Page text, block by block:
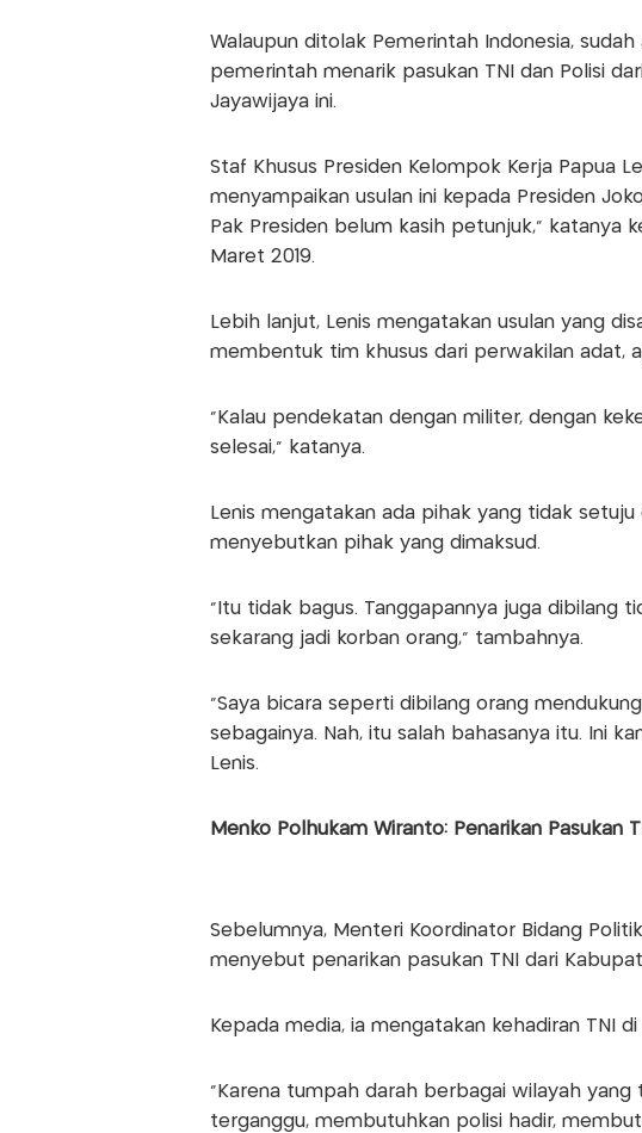
Walaupun ditolak Pemerintah Indonesia,
pemerintah menarik pasukan TNI dan Polisi
Jayawijaya ini.
Staf Khusus Presiden Kelompok Kerja Papua
menyampaikan usulan ini kepada Presiden
Pak Presiden belum kasih petunjuk," katanya
Maret 2019.
Lebih lanjut, Lenis mengatakan usulan yang
membentuk tim khusus dari perwakilan adat,
"Kalau pendekatan dengan militer, dengan
selesai," katanya.
Lenis mengatakan ada pihak yang tidak setuju
menyebutkan pihak yang dimaksud.
"Itu tidak bagus. Tanggapannya juga dibilang
sekarang jadi korban orang," tambahnya.
"Saya bicara seperti dibilang orang
sebagainya. Nah, itu salah bahasanya itu. Ini
Lenis.
Menko Polhukam Wiranto: Penarikan Pasukan
Sebelumnya, Menteri Koordinator Bidang
menyebut penarikan pasukan TNI dari
Kepada media, ia mengatakan kehadiran TNI
"Karena tumpah darah berbagai wilayah yang
terganggu, membutuhkan polisi hadir,